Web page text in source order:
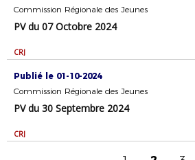
Commission Régionale des Jeunes
PV du 07 Octobre 2024
CRJ
Publié le 01-10-2024
Commission Régionale des Jeunes
PV du 30 Septembre 2024
CRJ